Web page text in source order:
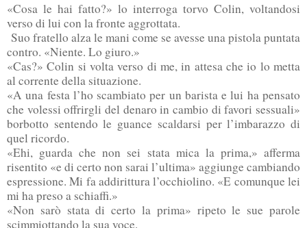
«Cosa le hai fatto?» lo interroga torvo Colin, voltandosi
verso di lui con la fronte aggrottata.
Suo fratello alza le mani come se avesse una pistola puntata
contro. «Niente. Lo giuro.»
«Cas?» Colin si volta verso di me, in attesa che io lo metta
al corrente della situazione.
«A una festa l’ho scambiato per un barista e lui ha pensato
che volessi offrirgli del denaro in cambio di favori sessuali»
borbotto sentendo le guance scaldarsi per l’imbarazzo di
quel ricordo.
«Ehi, guarda che non sei stata mica la prima,» afferma
risentito «e di certo non sarai l’ultima» aggiunge cambiando
espressione. Mi fa addirittura l’occhiolino. «E comunque lei
mi ha preso a schiaffi.»
«Non sarò stata di certo la prima» ripeto le sue parole
scimmiottando la sua voce.